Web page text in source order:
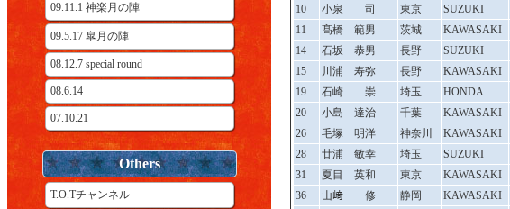
09.11.1 神楽月の陣
09.5.17 皐月の陣
08.12.7 special round
08.6.14
07.10.21
Others
T.O.Tチャンネル
10
小泉 司 東京 SUZUKI
11
髙橋 範男 茨城 KAWASAKI
14
石坂 恭男 長野 SUZUKI
15
川浦 寿弥 長野 KAWASAKI
19
石崎 崇 埼玉 HONDA
20
小島 達治 千葉 KAWASAKI
26
毛塚 明洋 神奈川 KAWASAKI
28
廿浦 敏幸 埼玉 SUZUKI
31
夏目 英和 東京 KAWASAKI
36
山﨑 修 静岡 KAWASAKI